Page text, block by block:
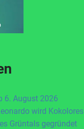
6. August 2026
wird Kokolores
Grüntals gegründet